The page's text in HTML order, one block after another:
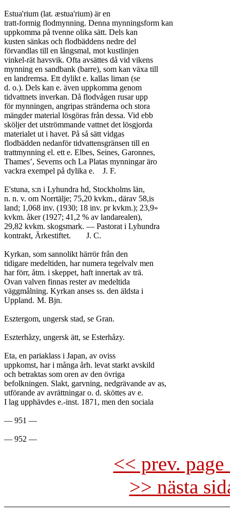
Estua'rium (lat. æstua'rium) är en
tratt-formig flodmynning. Denna mynningsform kan
uppkomma på tvenne olika sätt. Dels kan
kusten sänkas och flodbäddens nedre del
förvandlas till en långsmal, mot kustlinjen
vinkel-rät havsvik. Ofta avsättes då vid vikens
mynning en sandbank (barre), som kan växa till
en landremsa. Ett dylikt e. kallas liman (se
d. o.). Dels kan e. även uppkomma genom
tidvattnets inverkan. Då flodvågen rusar upp
för mynningen, angripas stränderna och stora
mängder material lösgöras från dessa. Vid ebb
sköljer det utströmmande vattnet det lösgjorda
materialet ut i havet. På så sätt vidgas
flodbädden nedanför tidvattensgränsen till en
trattmynning el. ett e. Elbes, Seines, Garonnes,
Thames’, Severns och La Platas mynningar äro
vackra exempel på dylika e.	J. F.
E'stuna, s:n i Lyhundra hd, Stockholms län,
n. n. v. om Norrtälje; 75,20 kvkm., därav 58,is
land; 1,068 inv. (1930; 18 inv. pr kvkm.); 23,9»
kvkm. åker (1927; 41,2 % av landarealen),
29,82 kvkm. skogsmark. — Pastorat i Lyhundra
kontrakt, Ärkestiftet.	J. C.
Kyrkan, som sannolikt härrör från den
tidigare medeltiden, har numera tegelvalv men
har förr, åtm. i skeppet, haft innertak av trä.
Ovan valven finnas rester av medeltida
väggmålning. Kyrkan anses ss. den äldsta i
Uppland.	M. Bjn.
Esztergom, ungersk stad, se Gran.
Eszterhåzy, ungersk ätt, se Esterhåzy.
Eta, en pariaklass i Japan, av oviss
uppkomst, har i många årh. levat starkt avskild
och betraktas som oren av den övriga
befolkningen. Slakt, garvning, nedgrävande av as,
utförande av avrättningar o. d. sköttes av e.
I lag upphävdes e.-inst. 1871, men den sociala
— 951 —
<< prev.
>> nästa